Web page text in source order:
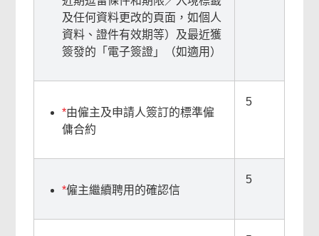
及任何資料更改的頁面，如個人
資料、證件有效期等）及最近獲
簽發的「電子簽證」（如適用）
*由僱主及申請人簽訂的標準僱
傭合約
5
*僱主繼續聘用的確認信
5